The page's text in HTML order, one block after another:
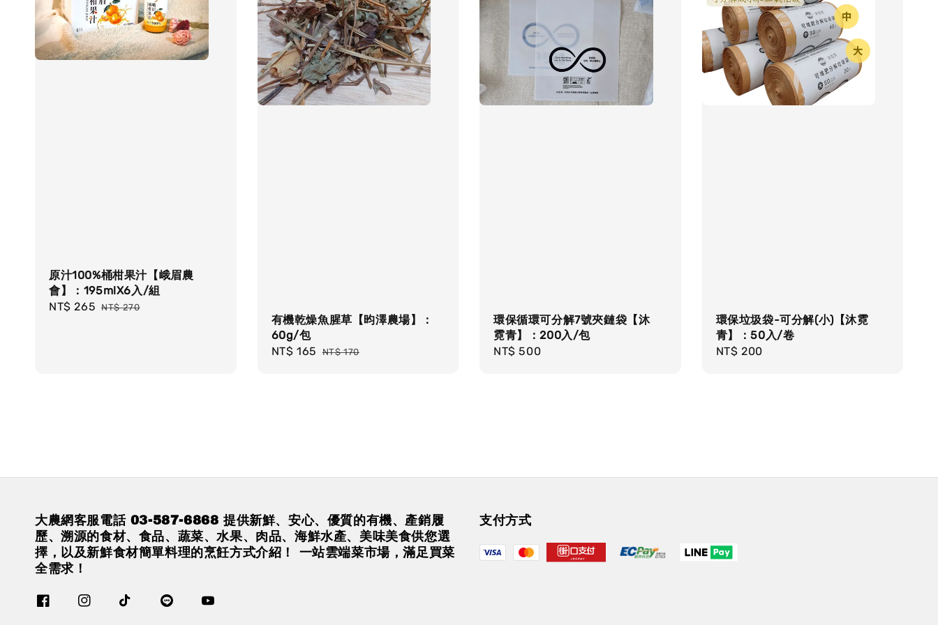
原汁100%桶柑果汁【峨眉農
會】：195mlX6入/組
Sale
NT$ 265 Regular
NT$ 270
有機乾燥魚腥草【昀澤農場】：
60g/包
Sale
NT$ 165 Regular
NT$ 170
環保循環可分解7號夾鏈袋【沐
霓青】：200入/包
Regular
NT$ 500
環保垃圾袋-可分解(小)【沐霓
青】：50入/卷
Regular
NT$ 200
大農網客服電話 03-587-6868 提供新鮮、安心、優質的有機、產銷履
歷、溯源的食材、食品、蔬菜、水果、肉品、海鮮水產、美味美食供您選
擇，以及新鮮食材簡單料理的烹飪方式介紹！ 一站雲端菜市場，滿足買菜
全需求！
支付方式